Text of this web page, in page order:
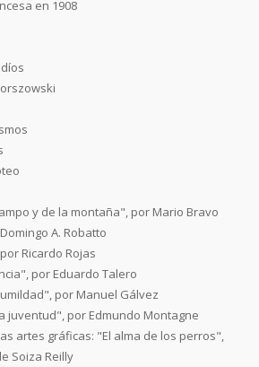
en 1908
y de la montaña", por Mario Bravo
A. Robatto
Ricardo Rojas
por Eduardo Talero
por Manuel Gálvez
juventud", por Edmundo Montagne
artes gráficas: "El alma de los perros",
Soiza Reilly